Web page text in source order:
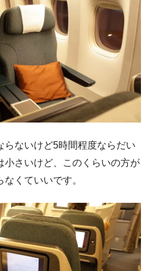
らないけど5時間程度ならだい
小さいけど、このくらいの方が
くていいです。